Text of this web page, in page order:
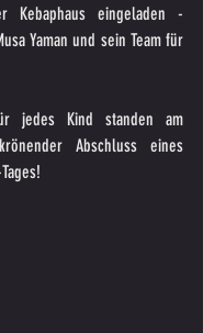
Kebaphaus eingeladen -
Yaman und sein Team für
jedes Kind standen am
Abschluss eines